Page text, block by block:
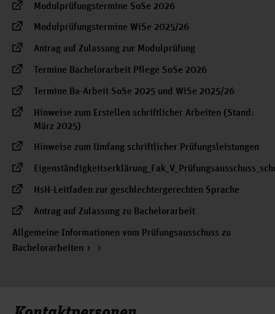
Modulprüfungstermine SoSe 2026
Modulprüfungstermine WiSe 2025/26
Antrag auf Zulassung zur Modulprüfung
Termine Bachelorarbeit Pflege SoSe 2026
Termine Ba-Arbeit SoSe 2025 und WiSe 2025/26
Hinweise zum Erstellen schriftlicher Arbeiten (Stand:
März 2025)
Hinweise zum Umfang schriftlicher Prüfungsleistungen
HsH-Leitfaden zur geschlechtergerechten Sprache
Antrag auf Zulassung zu Bachelorarbeit
Allgemeine Informationen vom Prüfungsausschuss zu
Bachelorarbeiten